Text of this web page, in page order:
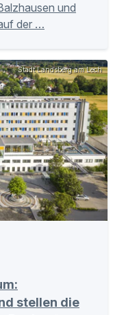
und
der …
Stadt Landsberg am Lech
stellen die